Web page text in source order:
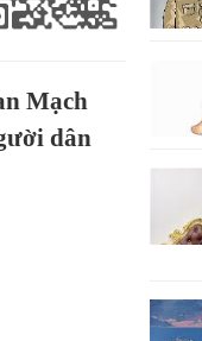
Mạch
dân